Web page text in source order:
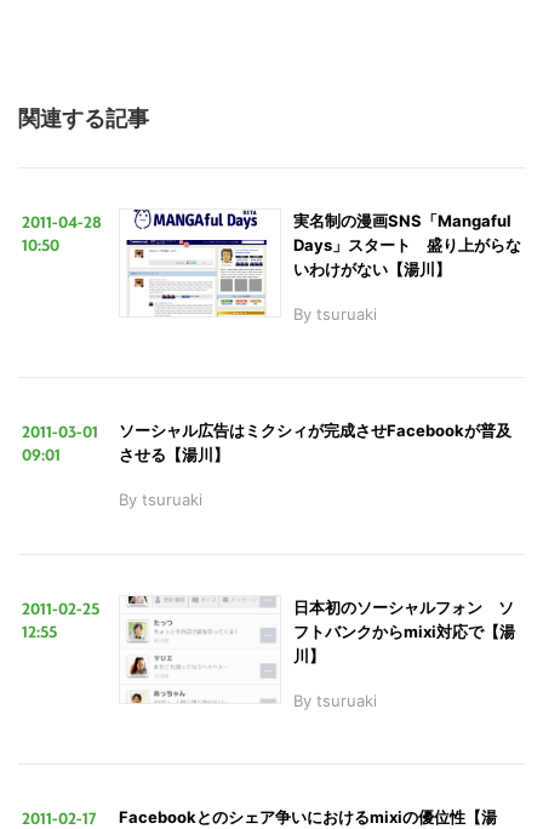
関連する記事
2011-04-28
10:50
実名制の漫画SNS「Mangaful
Days」スタート 盛り上がらな
いわけがない【湯川】
By tsuruaki
2011-03-01
09:01
ソーシャル広告はミクシィが完成させFacebookが普及
させる【湯川】
By tsuruaki
2011-02-25
12:55
日本初のソーシャルフォン ソ
フトバンクからmixi対応で【湯
川】
By tsuruaki
2011-02-17
Facebookとのシェア争いにおけるmixiの優位性【湯